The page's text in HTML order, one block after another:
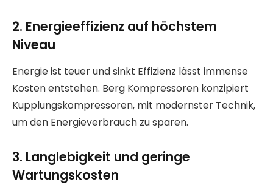
2. Energieeffizienz auf höchstem
Niveau
Energie ist teuer und sinkt Effizienz lässt immense
Kosten entstehen. Berg Kompressoren konzipiert
Kupplungskompressoren, mit modernster Technik,
um den Energieverbrauch zu sparen.
3. Langlebigkeit und geringe
Wartungskosten